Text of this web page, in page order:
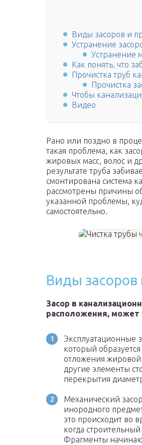
Виды засоров и
Устранение
Устранение
Как понять, что
Прочистка труб
Прочистка
Чтобы
Видео
Рано или поздно в
такая проблема, как
жировых масс, волос и
результате труба
смонтирована система
рассмотрены причины
указанной проблемы,
самостоятельно.
Виды
Засор в
расположения, может
Эксплуатационные
который
отложения
другие элементы
перекрытия
Механический
инородного
это происходит во
когда
Фрагменты